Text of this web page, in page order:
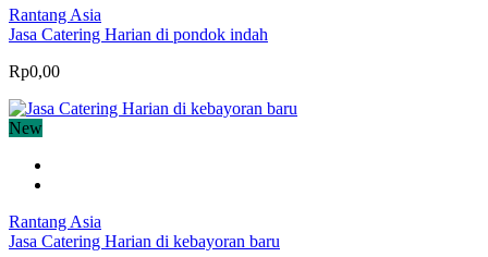
Rantang Asia
Jasa Catering Harian di pondok indah
Rp0,00
New
Rantang Asia
Jasa Catering Harian di kebayoran baru